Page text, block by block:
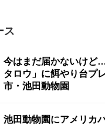
ス
今はまだ届かないけど
タロウ」に餌やり台プ
市・池田動物園
池田動物園にアメリカ